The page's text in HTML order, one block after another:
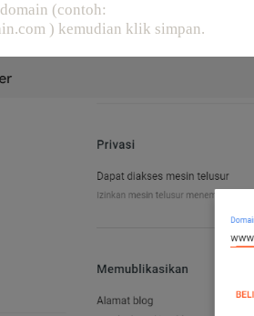
(contoh:
) kemudian klik simpan.